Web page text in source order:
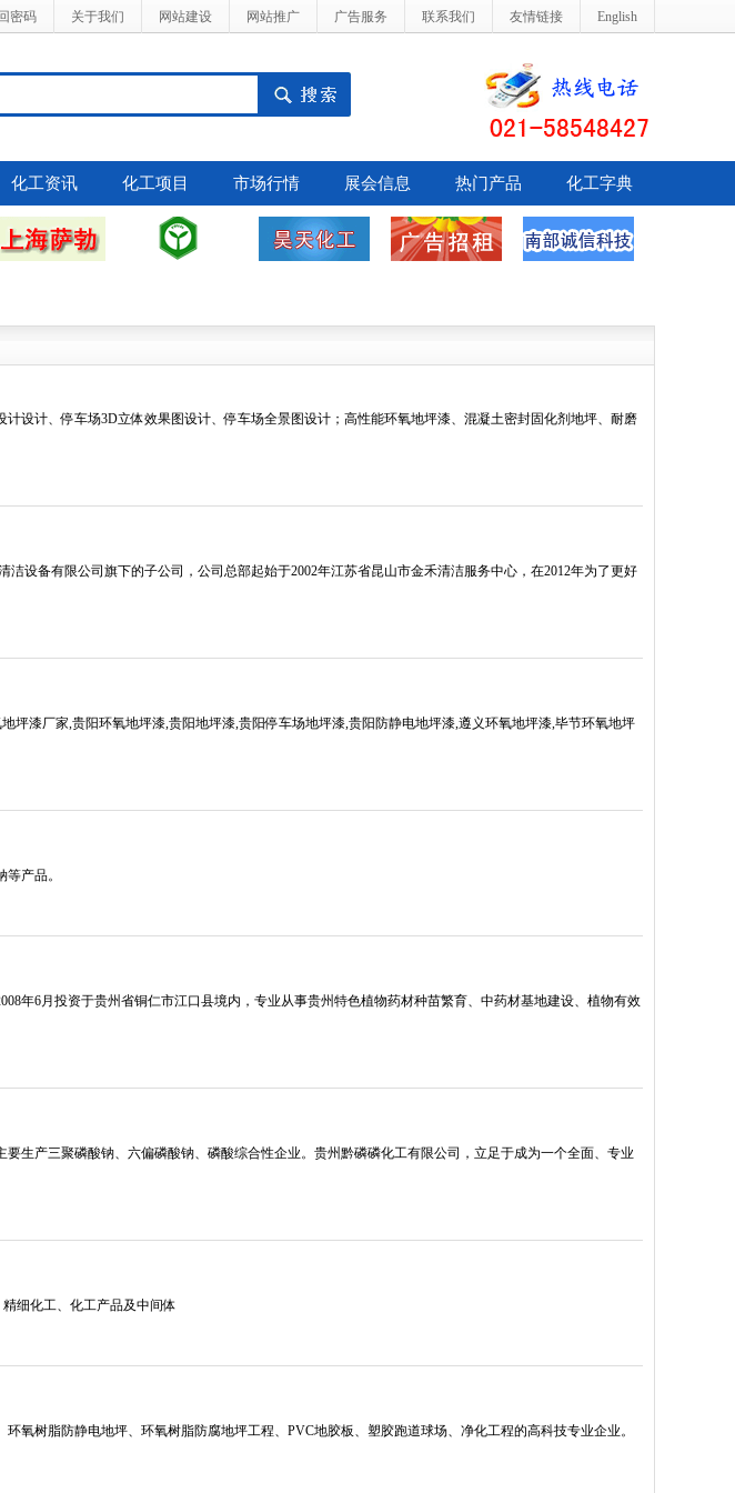
密码 关于我们 网站建设 网站推广 广告服务 联系我们 友情链接 English
化工资讯 化工项目 市场行情 展会信息 热门产品 化工字典
设计、停车场3D立体效果图设计、停车场全景图设计；高性能环氧地坪漆、混凝土密封固化剂地坪、耐磨
设备有限公司旗下的子公司，公司总部起始于2002年江苏省昆山市金禾清洁服务中心，在2012年为了更好
坪漆厂家,贵阳环氧地坪漆,贵阳地坪漆,贵阳停车场地坪漆,贵阳防静电地坪漆,遵义环氧地坪漆,毕节环氧地坪
产品。
年6月投资于贵州省铜仁市江口县境内，专业从事贵州特色植物药材种苗繁育、中药材基地建设、植物有效
生产三聚磷酸钠、六偏磷酸钠、磷酸综合性企业。贵州黔磷磷化工有限公司，立足于成为一个全面、专业
细化工、化工产品及中间体
氧树脂防静电地坪、环氧树脂防腐地坪工程、PVC地胶板、塑胶跑道球场、净化工程的高科技专业企业。